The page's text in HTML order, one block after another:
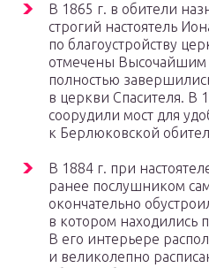
В 1865 г. в обители
строгий настоятель
по благоустройству
отмечены Высочайшим
полностью
в церкви Спасителя. В
соорудили мост для
к Берлюковской
В 1884 г. при
ранее послушником
окончательно
в котором находились
В его интерьере
и великолепно